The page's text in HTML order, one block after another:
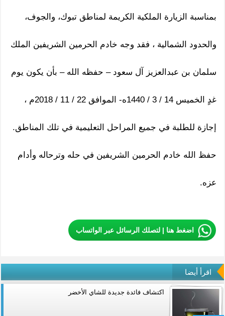
بمناسبة الزيارة الملكية الكريمة لمناطق تبوك، والجوف،
والحدود الشمالية ، فقد وجه خادم الحرمين الشريفين الملك
سلمان بن عبدالعزيز آل سعود – حفظه الله – بأن يكون يوم
غدٍ الخميس 14 / 3 / 1440ه- الموافق 22 / 11 / 2018م ،
إجازة للطلبة في جميع المراحل التعليمية في تلك المناطق.
حفظ الله خادم الحرمين الشريفين في حله وترحاله وأدام
عزه.
اضغط هنا | لتصلك الرسائل عبر الواتساب
اقرأ أيضا
اكتشاف فائدة جديدة للشاي الأخضر